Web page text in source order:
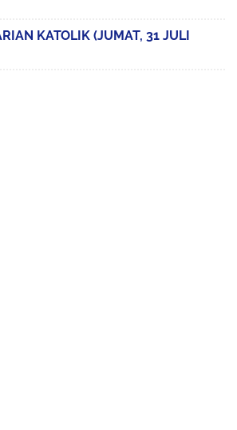
KATOLIK (JUMAT, 31 JULI